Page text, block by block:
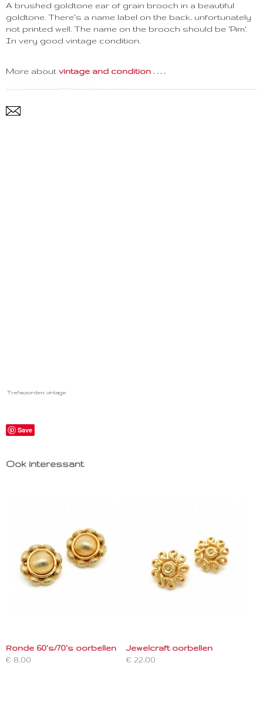
A brushed goldtone ear of grain brooch in a beautiful
goldtone. There's a name label on the back, unfortunately
not printed well. The name on the brooch should be 'Pim'.
In very good vintage condition.
More about vintage and condition . . . .
Trefwoorden: vintage
Save
Ook interessant
Ronde 60's/70's oorbellen
€ 8,00
Jewelcraft oorbellen
€ 22,00